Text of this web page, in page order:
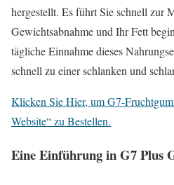
hergestellt. Es führt Sie schnell zur
Gewichtsabnahme und Ihr Fett
tägliche Einnahme dieses
schnell zu einer schlanken und
Klicken Sie Hier, um G7-
Website“ zu Bestellen.
Eine Einführung in G7 Plus